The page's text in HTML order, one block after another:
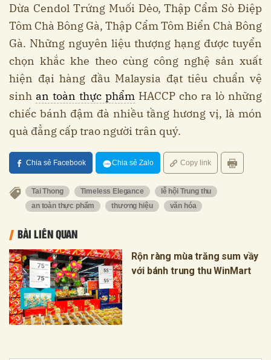
Dừa Cendol Trứng Muối Dẻo, Thập Cẩm Sò Điệp
Tôm Chà Bông Gà, Thập Cẩm Tôm Biển Chà Bông
Gà. Những nguyên liệu thượng hạng được tuyển
chọn khắc khe theo cùng công nghệ sản xuất
hiện đại hàng đầu Malaysia đạt tiêu chuẩn vệ
sinh an toàn thực phẩm HACCP cho ra lò những
chiếc bánh đậm đà nhiều tầng hương vị, là món
quà đẳng cấp trao người trân quý.
Chia sẻ Facebook Chia sẻ Zalo Copy link
Tai Thong Timeless Elegance
lễ hội Trung thu
an toàn thực phẩm
thương hiệu văn hóa
BÀI LIÊN QUAN
Rộn ràng mùa trăng sum vầy
với bánh trung thu WinMart